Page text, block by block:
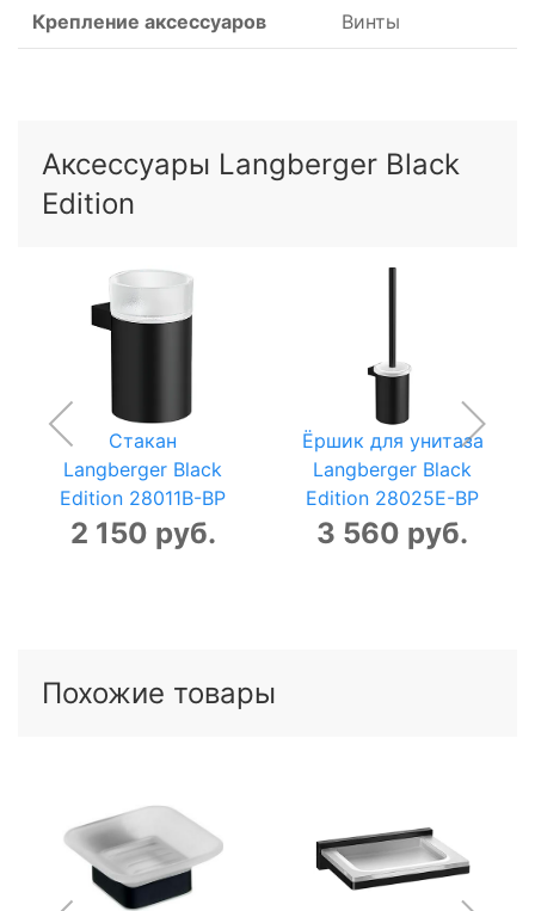
Крепление аксессуаров Винты
Аксессуары Langberger Black
Edition
Стакан
Langberger Black
Edition 28011B-BP
2 150 руб.
Ёршик для унитаза
Langberger Black
Edition 28025E-BP
3 560 руб.
Похожие товары